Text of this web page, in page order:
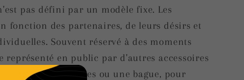
pas défini par un modèle fixe. Les
fonction des partenaires, de leurs désirs et
Souvent réservé à des moments
en public par d'autres accessoires
des boucles d'oreilles ou une bague, pour